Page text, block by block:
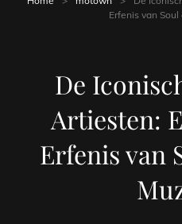
Erfenis van
De
Artiesten:
Erfenis van